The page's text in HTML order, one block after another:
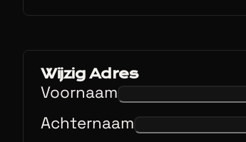
Wijzig Adres
Voornaam
Achternaam